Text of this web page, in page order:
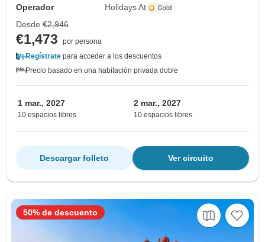
Operador
Holidays At
Desde €2,946
€1,473
por persona
Regístrate para acceder a los descuentos
Precio basado en una habitación privada doble
1 mar., 2027
10 espacios libres
2 mar., 2027
10 espacios libres
Ver circuito
Descargar folleto
50% de descuento